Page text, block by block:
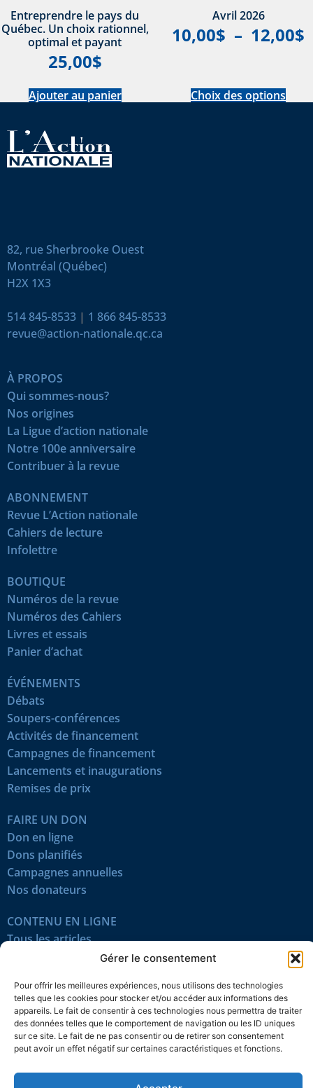
Gérer le consentement
Pour offrir les meilleures expériences, nous utilisons des technologies
telles que les cookies pour stocker et/ou accéder aux informations des
appareils. Le fait de consentir à ces technologies nous permettra de traiter
des données telles que le comportement de navigation ou les ID uniques
sur ce site. Le fait de ne pas consentir ou de retirer son consentement
peut avoir un effet négatif sur certaines caractéristiques et fonctions.
Entreprendre le pays du
Québec. Un choix rationnel,
optimal et payant
25,00$
Ajouter au panier
Avril 2026
10,00$ – 12,00$
Choix des options
82, rue Sherbrooke Ouest
Montréal (Québec)
H2X 1X3
514 845-8533 | 1 866 845-8533
revue@action-nationale.qc.ca
À PROPOS
Qui sommes-nous?
Nos origines
La Ligue d’action nationale
Notre 100e anniversaire
Contribuer à la revue
ABONNEMENT
Revue L’Action nationale
Cahiers de lecture
Infolettre
BOUTIQUE
Numéros de la revue
Numéros des Cahiers
Livres et essais
Panier d’achat
ÉVÉNEMENTS
Débats
Soupers-conférences
Activités de financement
Campagnes de financement
Lancements et inaugurations
Remises de prix
FAIRE UN DON
Don en ligne
Dons planifiés
Campagnes annuelles
Nos donateurs
CONTENU EN LIGNE
Tous les articles
En vidéo
SUIVEZ-NOUS